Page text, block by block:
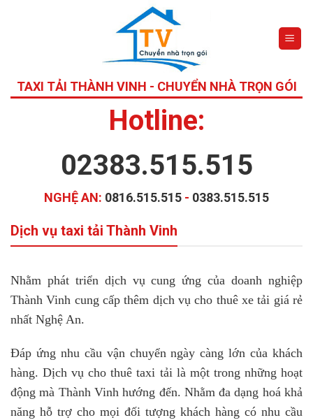
TAXI TẢI THÀNH VINH - CHUYỂN NHÀ TRỌN GÓI
Hotline:
02383.515.515
NGHỆ AN: 0816.515.515 - 0383.515.515
Dịch vụ taxi tải Thành Vinh
Nhằm phát triển dịch vụ cung ứng của doanh nghiệp
Thành Vinh cung cấp thêm dịch vụ cho thuê xe tải giá rẻ
nhất Nghệ An.
Đáp ứng nhu cầu vận chuyển ngày càng lớn của khách
hàng. Dịch vụ cho thuê taxi tải là một trong những hoạt
động mà Thành Vinh hướng đến. Nhằm đa dạng hoá khả
năng hỗ trợ cho mọi đối tượng khách hàng có nhu cầu